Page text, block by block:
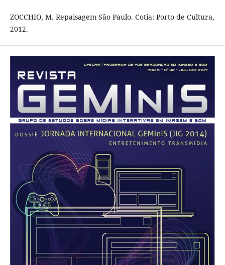
ZOCCHIO, M. Repaisagem São Paulo. Cotia: Porto de Cultura,
2012.